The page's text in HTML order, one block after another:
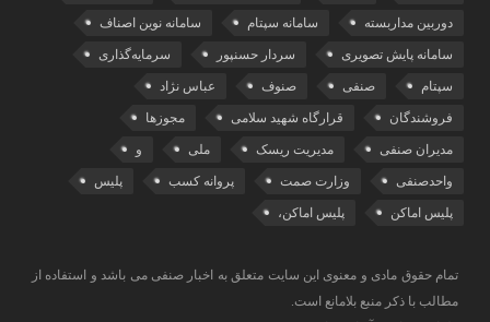
دوربین مداربسته سامانه سپتام سامانه نوین اصناف
سامانه پایش تصویری سردار حسنپور سرمایه‌گذاری
سپتام صنفی صنوف عباس نژاد
فروشندگان قرارگاه شهید سلامی مجوزها
مدیران صنفی مدیریت ریسک ملی و
واحدصنفی وزارت صمت پروانه کسب پلیس
پلیس اماکن پلیس اماکن،
تمام حقوق مادی و معنوی این سایت متعلق به اخبار صنفی می باشد و استفاده از
مطالب با ذکر منبع بلامانع است.